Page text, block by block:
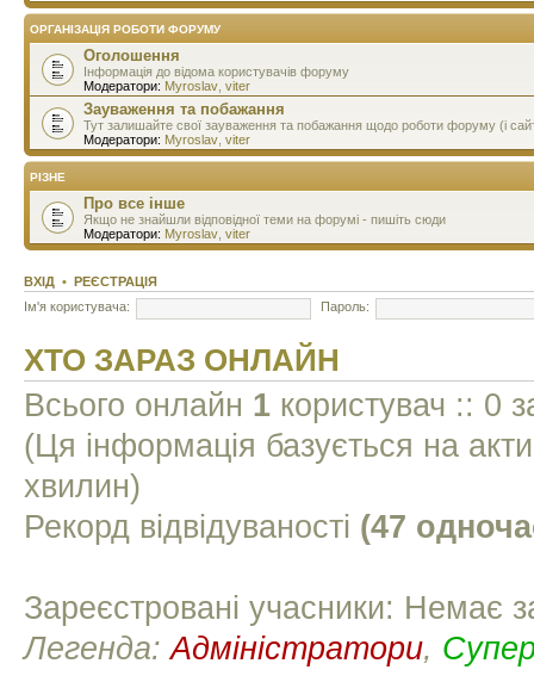
ОРГАНІЗАЦІЯ РОБОТИ ФОРУМУ
Оголошення
Інформація до відома користувачів форуму
Модератори: Myroslav viter
Зауваження та побажання
Тут залишайте свої зауваження та побажання щодо роботи форуму (і
Модератори: Myroslav viter
РІЗНЕ
Про все інше
Якщо не знайшли відповідної теми на форумі - пишіть сюди
Модератори: Myroslav viter
ВХІД • РЕЄСТРАЦІЯ
Ім'я користувача:
Пароль:
ХТО ЗАРАЗ ОНЛАЙН
Всього онлайн 1 користувач :: 0
(Ця інформація базується на
хвилин)
Рекорд відвідуваності (47
Зареєстровані учасники: Немає
Легенда:Адміністратори,